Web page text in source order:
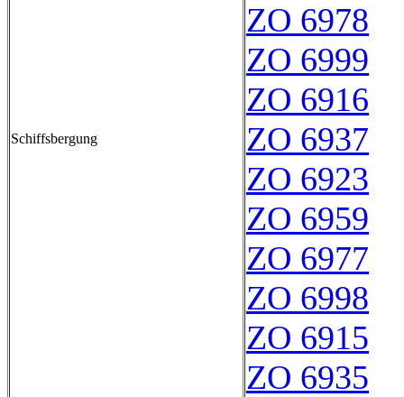
Schiffsbergung
ZO 6978
ZO 6999
ZO 6916
ZO 6937
ZO 6923
ZO 6959
ZO 6977
ZO 6998
ZO 6915
ZO 6935